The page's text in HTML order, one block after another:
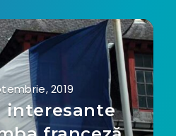
2019
interesante